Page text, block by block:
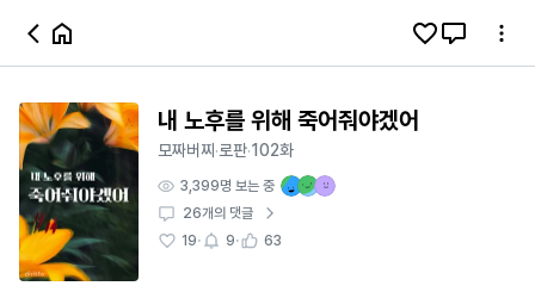
내 노후를 위해 죽어줘야겠어
모짜버찌 ·로판·102화
3,399명 보는 중
26개의 댓글
19· 9· 63